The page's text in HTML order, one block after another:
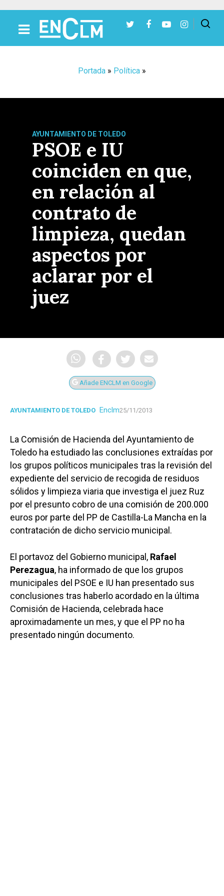
Portada » Política »
AYUNTAMIENTO DE TOLEDO
PSOE e IU
coinciden en que,
en relación al
contrato de
limpieza, quedan
aspectos por
aclarar por el
juez
Añade ENCLM en Google
AYUNTAMIENTO DE TOLEDO Enclm25/11/2013
La Comisión de Hacienda del Ayuntamiento de
Toledo ha estudiado las conclusiones extraídas por
los grupos políticos municipales tras la revisión del
expediente del servicio de recogida de residuos
sólidos y limpieza viaria que investiga el juez Ruz
por el presunto cobro de una comisión de 200.000
euros por parte del PP de Castilla-La Mancha en la
contratación de dicho servicio municipal.
El portavoz del Gobierno municipal, Rafael
Perezagua, ha informado de que los grupos
municipales del PSOE e IU han presentado sus
conclusiones tras haberlo acordado en la última
Comisión de Hacienda, celebrada hace
aproximadamente un mes, y que el PP no ha
presentado ningún documento.